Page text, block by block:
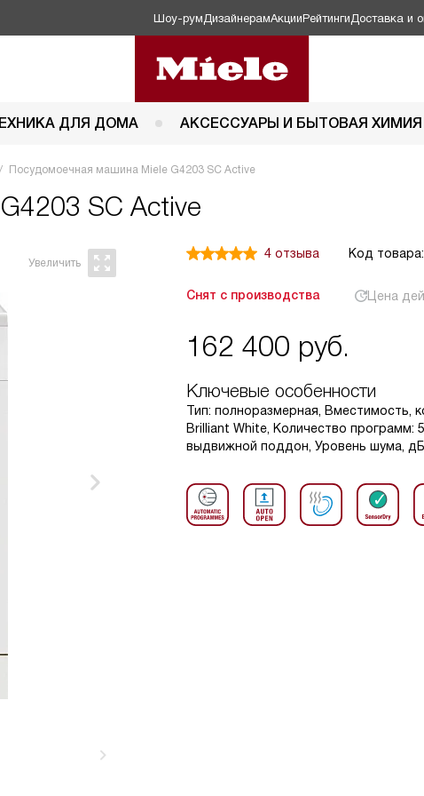
Шоу-рум ДизайнерамАкцииРейтинги Доставка и
ДЛЯ ДОМА АКСЕССУАРЫ И БЫТОВАЯ ХИМИЯ
Посудомоечная машина Miele G4203 SC Active
SC Active
4 отзыва Код
Снят с производства Цена
162 400 руб.
Ключевые особенности
Тип: полноразмерная, Вместимость,
Brilliant White, Количество программ:
выдвижной поддон, Уровень шума,